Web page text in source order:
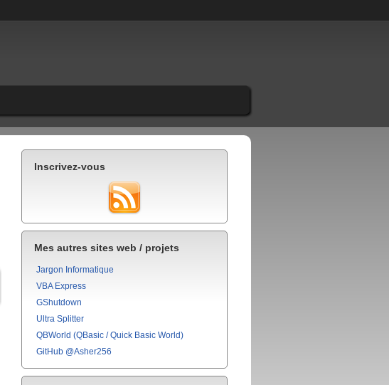
Inscrivez-vous
Mes autres sites web / projets
Jargon Informatique
VBA Express
GShutdown
Ultra Splitter
QBWorld (QBasic / Quick Basic World)
GitHub @Asher256